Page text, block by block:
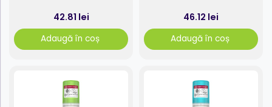
42.81 lei
Adaugă în coș
46.12 lei
Adaugă în coș